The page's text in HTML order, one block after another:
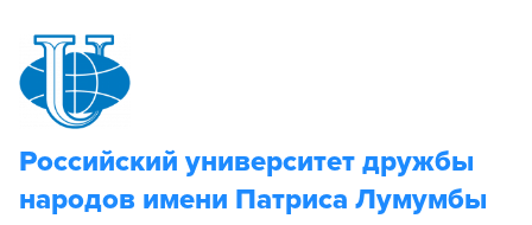
Российский университет дружбы
народов имени Патриса Лумумбы